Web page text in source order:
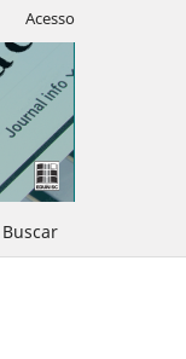
Buscar
Acesso